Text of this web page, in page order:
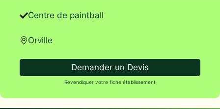
Centre de paintball
Orville
Demander un Devis
Revendiquer votre fiche établissement